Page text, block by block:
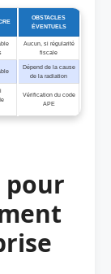
OBSTACLES
ÉVENTUELS
Aucun, si régularité
fiscale
Dépend de la cause
de la radiation
Vérification du code
APE
pour